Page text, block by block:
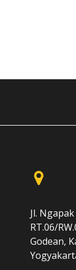
Jl.
RT.06/
Godean,